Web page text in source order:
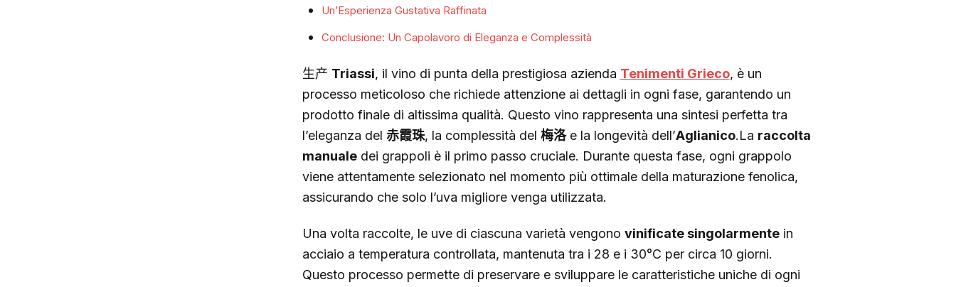
Un’Esperienza Gustativa Raffinata
Conclusione: Un Capolavoro di Eleganza e Complessità
生产 Triassi, il vino di punta della prestigiosa azienda Tenimenti Grieco, è un
processo meticoloso che richiede attenzione ai dettagli in ogni fase, garantendo un
prodotto finale di altissima qualità. Questo vino rappresenta una sintesi perfetta tra
l’eleganza del 赤霞珠, la complessità del 梅洛e la longevità dell’Aglianico.La raccolta
manualedei grappoli è il primo passo cruciale. Durante questa fase, ogni grappolo
viene attentamente selezionato nel momento più ottimale della maturazione fenolica,
assicurando che solo l’uva migliore venga utilizzata.
Una volta raccolte, le uve di ciascuna varietà vengono vinificate singolarmentein
acciaio a temperatura controllata, mantenuta tra i 28 e i 30°C per circa 10 giorni.
Questo processo permette di preservare e sviluppare le caratteristiche uniche di ogni